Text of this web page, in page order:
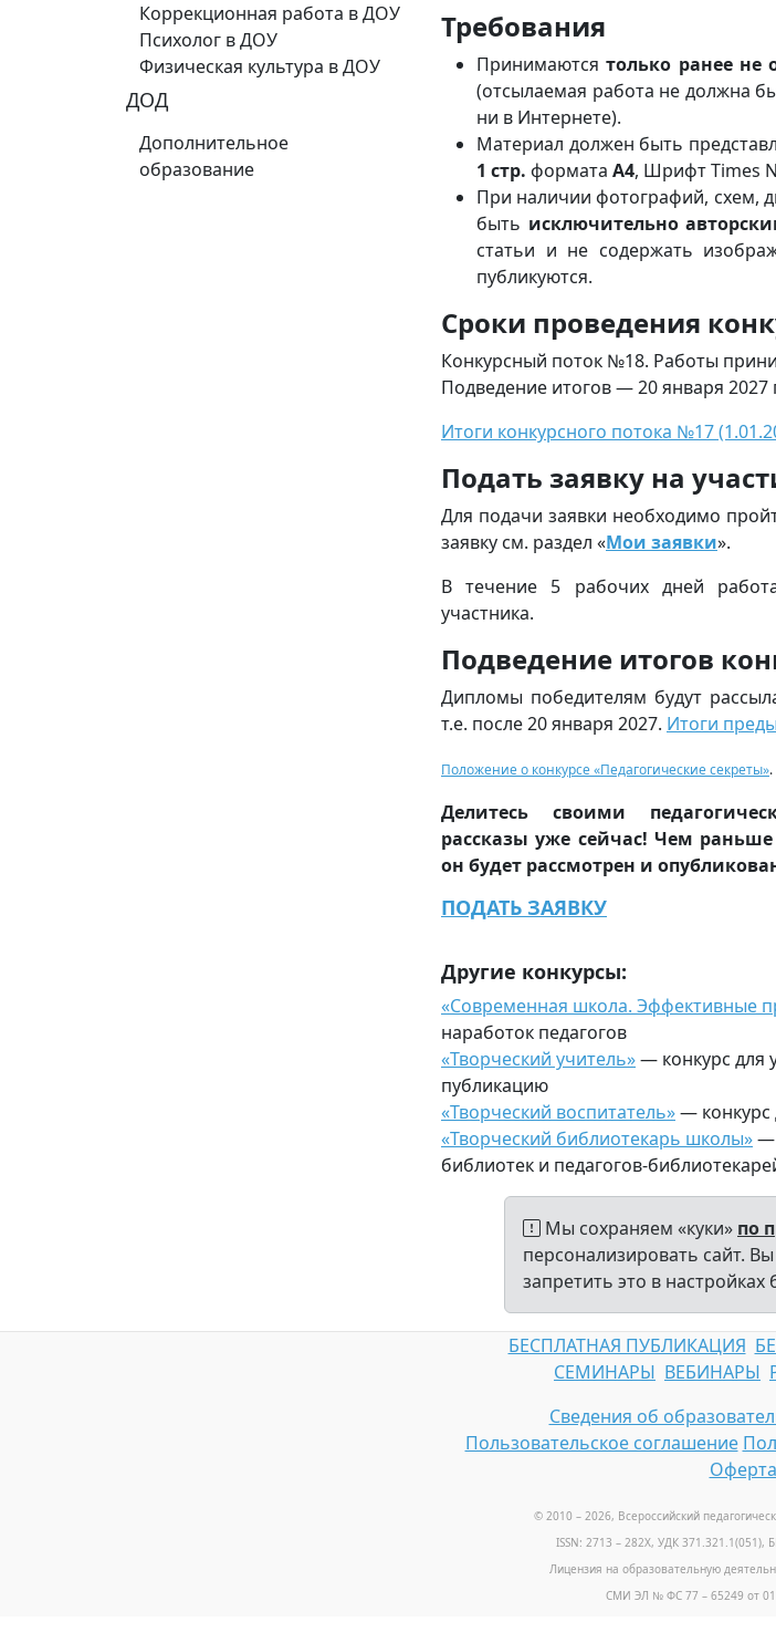
Коррекционная работа в ДОУ
Психолог в ДОУ
Физическая культура в ДОУ
ДОД
Дополнительное
образование
Требования
Принимаютсятолько ранее не
(отсылаемая работа не должна
ни в Интернете).
Материал должен быть
1 стр. формата А4, Шрифт Times
При наличии фотографий, схем,
быть исключительно
статьи и не содержать
публикуются.
Сроки проведения
Конкурсный поток №18. Работы
Подведение итогов — 20 января 2027
Итоги конкурсного потока №17
Подать заявку на
Для подачи заявки необходимо
заявку см. раздел «Мои заявки».
В течение 5 рабочих дней
участника.
Подведение итогов
Дипломы победителям будут
т.е. после 20 января 2027. Итоги
Положение о конкурсе «Педагогические секреты».
Делитесь своими
рассказы уже сейчас! Чем
он будет рассмотрен и
ПОДАТЬ ЗАЯВКУ
Другие конкурсы:
«Современная школа. Эффективные
наработок педагогов
«Творческий учитель»— конкурс для
публикацию
«Творческий воспитатель»— конкурс
«Творческий библиотекарь школы»—
библиотек и педагогов-
Мы сохраняем «куки» по
персонализировать сайт.
запретить это в настройках
БЕСПЛАТНАЯ ПУБЛИКАЦИЯ
СЕМИНАРЫ ВЕБИНАРЫ
Сведения об
Пользовательское соглашение
Оферта
© 2010 – 2026, Всероссийский
ISSN: 2713 – 282X, УДК 371.321.1(051),
Лицензия на образовательную
СМИ ЭЛ № ФС 77 – 65249 от